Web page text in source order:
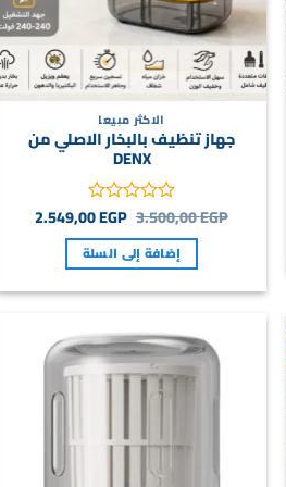
الاكثر مبيعا
جهاز تنظيف بالبخار الاصلي من
DENX
تم
0
من
3.500,00EGP السعر
الأصلي
هو:
3.500,00 EGP.
2.549,00EGP السعر
الحالي
إضافة إلى السلة